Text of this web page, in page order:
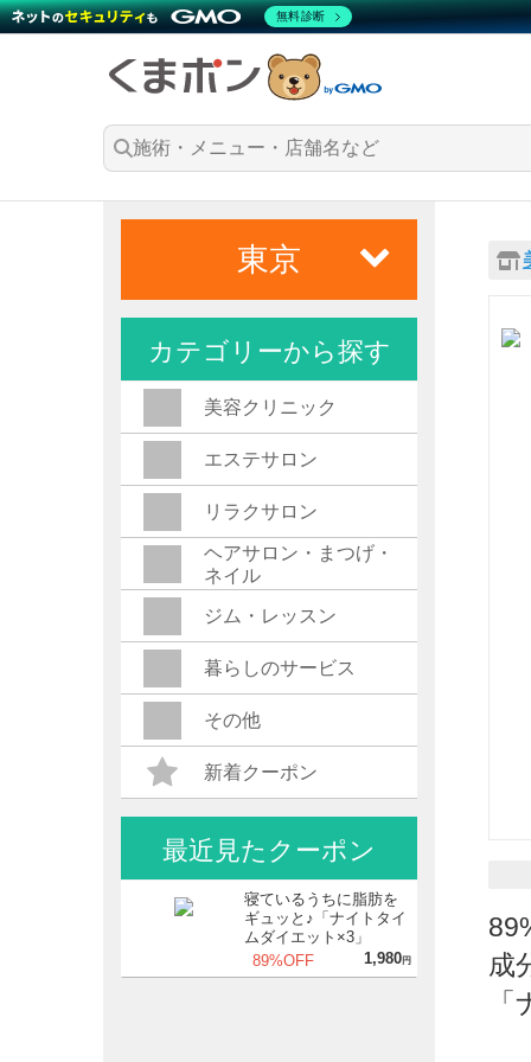
成
東京
カテゴリーから探す
美容クリニック
エステサロン
リラクサロン
ヘアサロン・まつげ・
ネイル
ジム・レッスン
暮らしのサービス
その他
新着クーポン
最近見たクーポン
寝ているうちに脂肪を
ギュッと♪「ナイトタイ
ムダイエット×3」
89%OFF
1,980円
無料診断